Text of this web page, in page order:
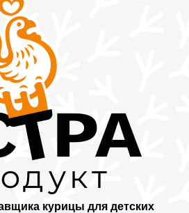
курицы для детских